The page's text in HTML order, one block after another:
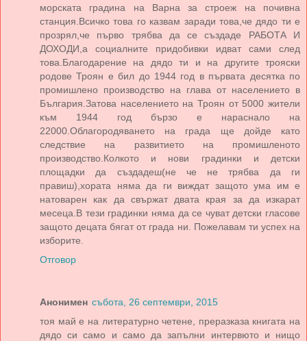
морската градина на Варна за строеж на почивна
станция.Всичко това го казвам заради това,че дядо ти е
прозрял,че първо трябва да се създаде РАБОТА И
ДОХОДИ,а социалните придобивки идват сами след
това.Благодарение на дядо ти и на другите трояски
родове Троян е бил до 1944 год в първата десятка по
промишлено производство на глава от населението в
България.Затова населението на Троян от 5000 жители
към 1944 год бързо е нараснало на
22000.Облагородяването на града ще дойде като
следствие на развитието на промишленото
производство.Колкото и нови градинки и детски
площадки да създадеш(не че не трябва да ги
правиш),хората няма да ги виждат защото ума им е
натоварен как да свържат двата края за да изкарат
месеца.В тези градинки няма да се чуват детски гласове
защото децата бягат от града ни. Пожелавам ти успех на
изборите.
Отговор
Анонимен събота, 26 септември, 2015
тоя май е на литературно четене, преразказа книгата на
дядо си само и само да запълни интервюто и нищо